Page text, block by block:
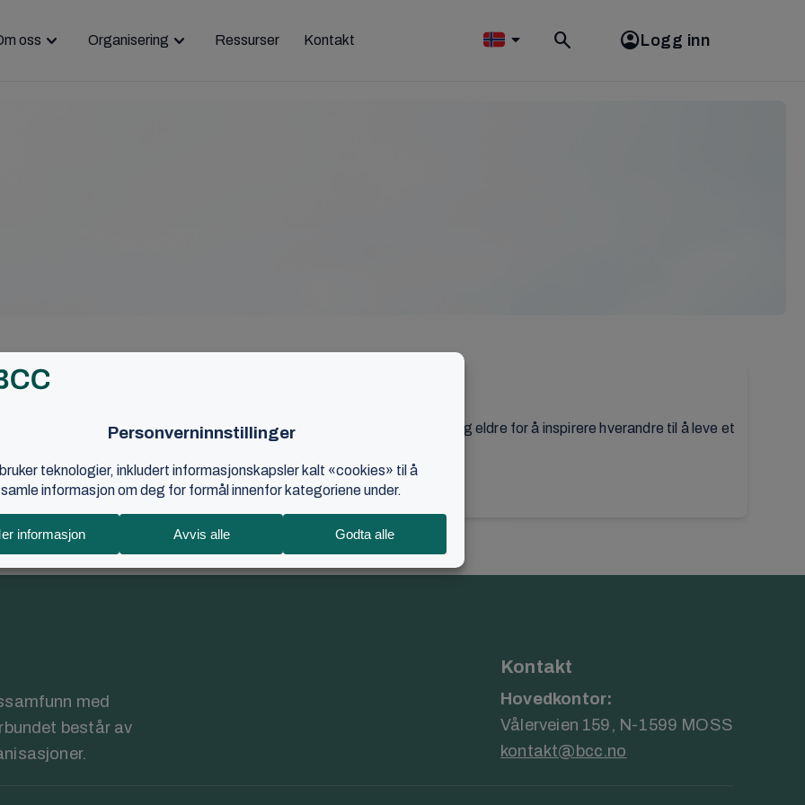
oss Organisering Ressurser Kontakt
Toggle
Logg inn
i lokalmenigheten
et vanlig møte ut? På Fredfoss Konferansesenter møtes unge og eldre for å inspirere hverandre til å leve et
...
•3 min lesetid
med
består av
Kontakt
Hovedkontor:
Vålerveien 159, N-1599 MOSS
kontakt@bcc.no